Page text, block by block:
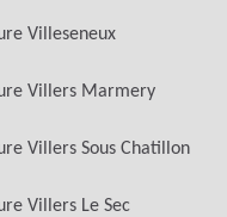
Villeseneux
Villers Marmery
Villers Sous Chatillon
Villers Le Sec